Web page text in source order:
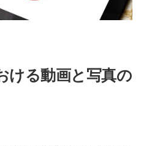
ける動画と写真の